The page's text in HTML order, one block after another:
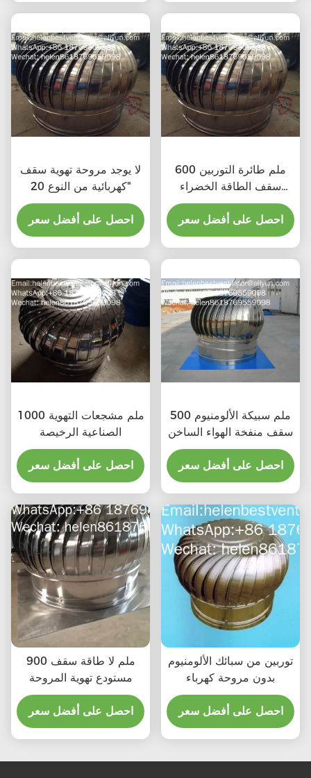
لا يوجد مروحة تهوية سقف
كهربائية من النوع 20"
احصل على أفضل سعر
600 ملم طائرة التوربين
سقف الطاقة الخضراء
مروحة الصرف الصحي
احصل على أفضل سعر
1000 ملم مشجعات التهوية
الصناعية الرخيصة
احصل على أفضل سعر
500 ملم سبيكة الألومنيوم
سقف منفخة الهواء الساخن
احصل على أفضل سعر
900 ملم لا طاقة سقف
مستودع تهوية المروحة
احصل على أفضل سعر
توربين من سبائك الألومنيوم
بدون مروحة كهرباء
احصل على أفضل سعر